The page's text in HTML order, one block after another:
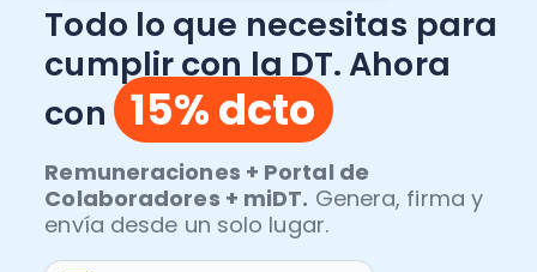
Todo lo que necesitas para
cumplir con la DT. Ahora
con 15% dcto
Remuneraciones + Portal de
Colaboradores + miDT. Genera, firma y
envía desde un solo lugar.